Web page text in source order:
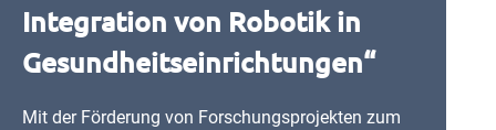
Integration von Robotik in
Gesundheitseinrichtungen“
Mit der Förderung von Forschungsprojekten zum